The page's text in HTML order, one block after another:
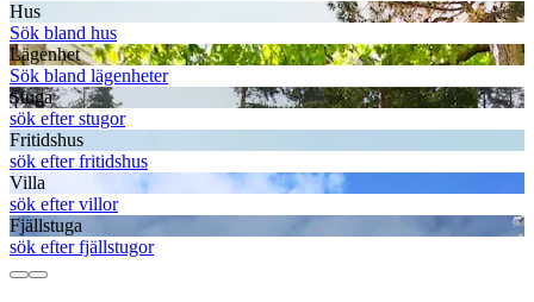
Hus
Sök bland hus
Lägenhet
Sök bland lägenheter
Stuga
sök efter stugor
Fritidshus
sök efter fritidshus
Villa
sök efter villor
Fjällstuga
sök efter fjällstugor